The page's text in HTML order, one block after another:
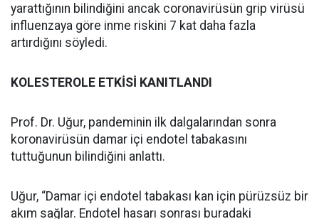
yarattığının bilindiğini ancak coronavirüsün grip virüsü
influenzaya göre inme riskini 7 kat daha fazla
artırdığını söyledi.
KOLESTEROLE ETKİSİ KANITLANDI
Prof. Dr. Uğur, pandeminin ilk dalgalarından sonra
koronavirüsün damar içi endotel tabakasını
tuttuğunun bilindiğini anlattı.
Uğur, “Damar içi endotel tabakası kan için pürüzsüz bir
akım sağlar. Endotel hasarı sonrası buradaki